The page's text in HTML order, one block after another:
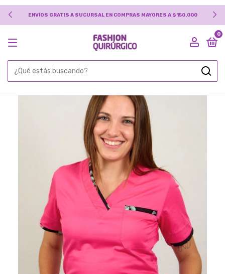
COMPRAS MAYORES A $150.000 TRANSFERENCIA
0